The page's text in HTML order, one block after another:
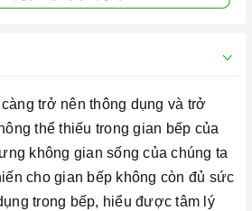
càng trở nên thông dụng và trở
thể thiếu trong gian bếp của
không gian sống của chúng ta
cho gian bếp không còn đủ sức
trong bếp, hiểu được tâm lý